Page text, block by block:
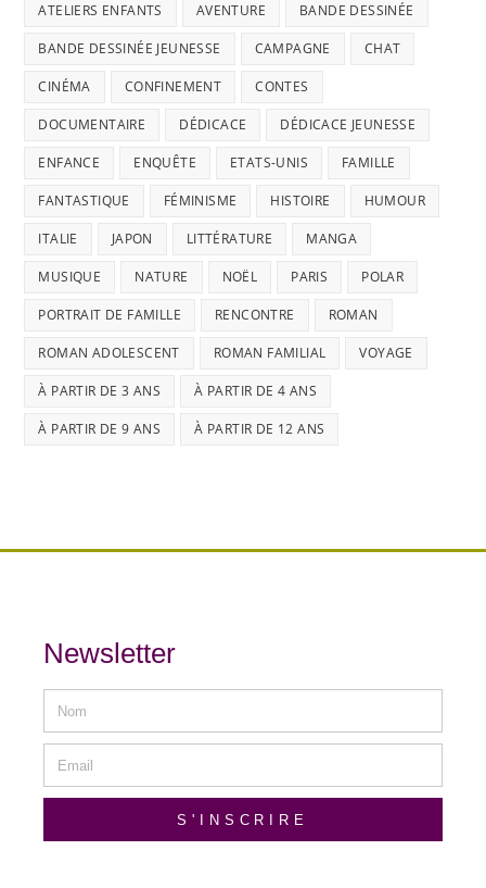
ATELIERS ENFANTS AVENTURE BANDE DESSINÉE
BANDE DESSINÉE JEUNESSE CAMPAGNE CHAT
CINÉMA CONFINEMENT CONTES
DOCUMENTAIRE DÉDICACE DÉDICACE JEUNESSE
ENFANCE ENQUÊTE ETATS-UNIS FAMILLE
FANTASTIQUE FÉMINISME HISTOIRE HUMOUR
ITALIE JAPON LITTÉRATURE MANGA
MUSIQUE NATURE NOËL PARIS POLAR
PORTRAIT DE FAMILLE RENCONTRE ROMAN
ROMAN ADOLESCENT ROMAN FAMILIAL VOYAGE
À PARTIR DE 3 ANS À PARTIR DE 4 ANS
À PARTIR DE 9 ANS À PARTIR DE 12 ANS
Newsletter
S'INSCRIRE